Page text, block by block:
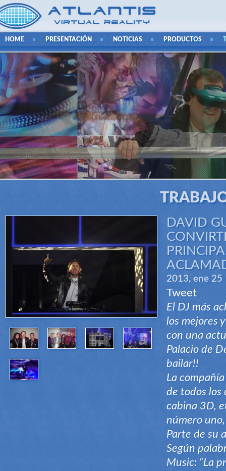
HOME PRESENTACIÓN NOTICIAS PRODUCTOS
DAVID
2013, ene 25
Tweet
El DJ más
los mejores
con una
Palacio de
bailar!!
La
de todos los
cabina 3D,
número
Parte de su
Según
Music: “La